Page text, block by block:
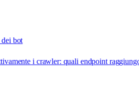
bot
i crawler: quali endpoint